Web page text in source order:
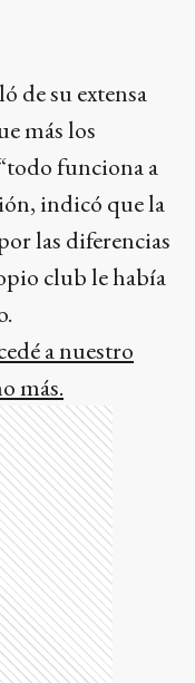
de su extensa
más los
funciona a
indicó que la
las diferencias
club le había
a nuestro
más.